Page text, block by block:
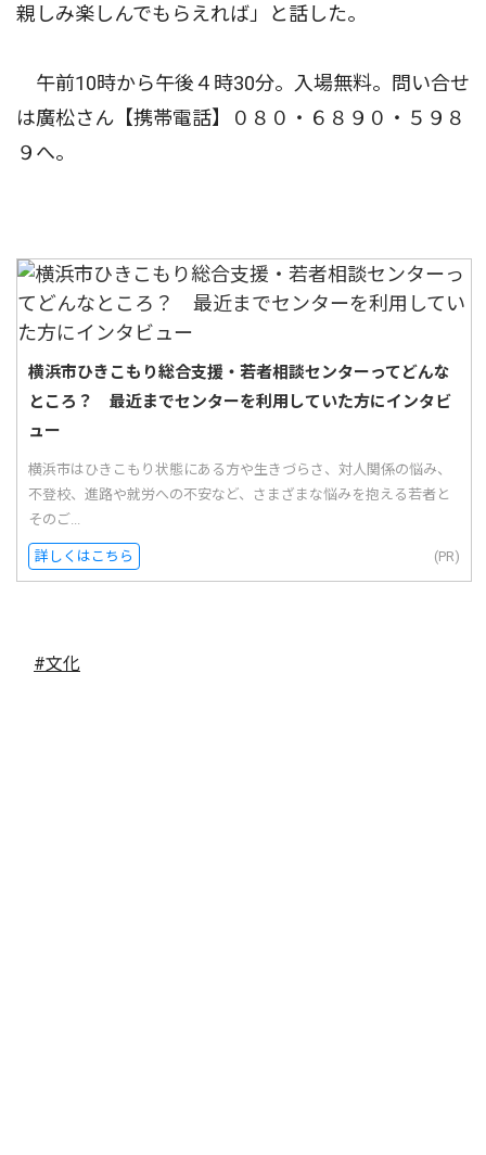
親しみ楽しんでもらえれば」と話した。
午前10時から午後４時30分。入場無料。問い合せ
は廣松さん【携帯電話】０８０・６８９０・５９８
９へ。
横浜市ひきこもり総合支援・若者相談センターってどんな
ところ？ 最近までセンターを利用していた方にインタビ
ュー
横浜市はひきこもり状態にある方や生きづらさ、対人関係の悩み、
不登校、進路や就労への不安など、さまざまな悩みを抱える若者と
そのご...
詳しくはこちら (PR)
#文化